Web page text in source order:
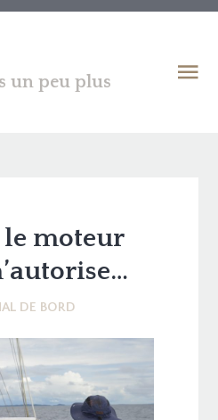
un peu plus
moteur
DE BORD